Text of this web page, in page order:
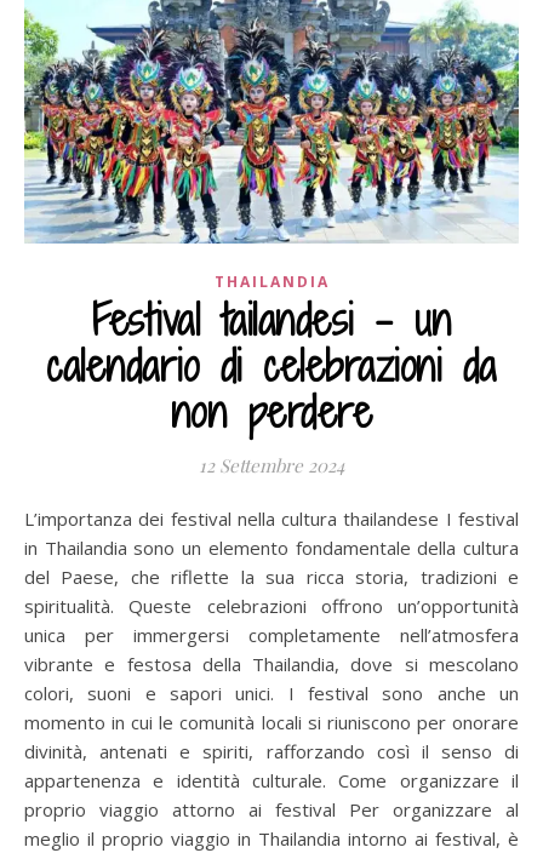
THAILANDIA
Festival tailandesi – un
calendario di celebrazioni da
non perdere
12 Settembre 2024
L’importanza dei festival nella cultura thailandese I festival
in Thailandia sono un elemento fondamentale della cultura
del Paese, che riflette la sua ricca storia, tradizioni e
spiritualità. Queste celebrazioni offrono un’opportunità
unica per immergersi completamente nell’atmosfera
vibrante e festosa della Thailandia, dove si mescolano
colori, suoni e sapori unici. I festival sono anche un
momento in cui le comunità locali si riuniscono per onorare
divinità, antenati e spiriti, rafforzando così il senso di
appartenenza e identità culturale. Come organizzare il
proprio viaggio attorno ai festival Per organizzare al
meglio il proprio viaggio in Thailandia intorno ai festival, è